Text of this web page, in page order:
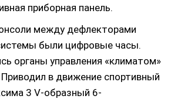
приборная панель.
между дефлекторами
были цифровые часы.
органы управления «климатом»
в движение спортивный
3 V-образный 6-